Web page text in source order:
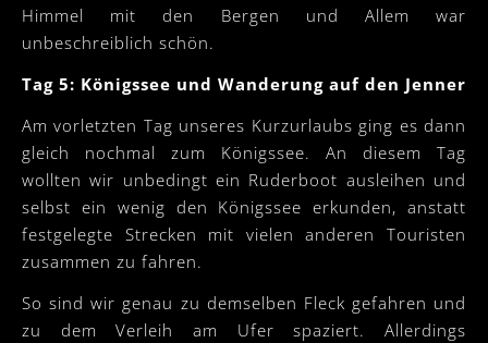
Himmel mit den Bergen und Allem war
unbeschreiblich schön.
Tag 5: Königssee und Wanderung auf den Jenner
Am vorletzten Tag unseres Kurzurlaubs ging es dann
gleich nochmal zum Königssee. An diesem Tag
wollten wir unbedingt ein Ruderboot ausleihen und
selbst ein wenig den Königssee erkunden, anstatt
festgelegte Strecken mit vielen anderen Touristen
zusammen zu fahren.
So sind wir genau zu demselben Fleck gefahren und
zu dem Verleih am Ufer spaziert. Allerdings